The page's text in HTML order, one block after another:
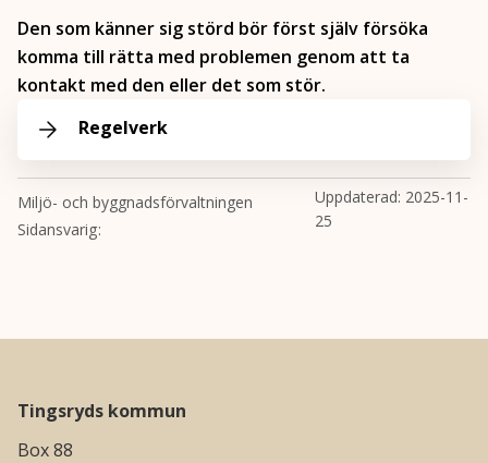
Den som känner sig störd bör först själv försöka
komma till rätta med problemen genom att ta
kontakt med den eller det som stör.
Regelverk
Miljö- och byggnadsförvaltningen
Sidansvarig
Uppdaterad: 2025-11-
25
Tingsryds kommun
Box 88